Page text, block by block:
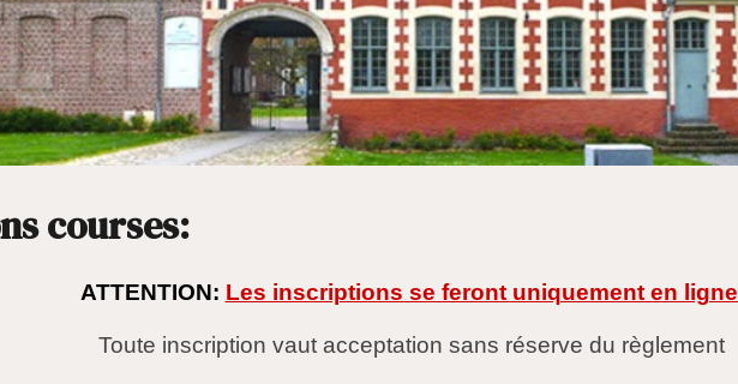
courses:
ATTENTION: Les inscriptions se feront uniquement en ligne
Toute inscription vaut acceptation sans réserve du règlement